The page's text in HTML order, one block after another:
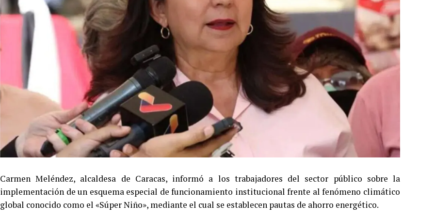
Carmen Meléndez, alcaldesa de Caracas, informó a los trabajadores del sector público sobre la
implementación de un esquema especial de funcionamiento institucional frente al fenómeno climático
global conocido como el «Súper Niño», mediante el cual se establecen pautas de ahorro energético.